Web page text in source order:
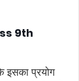
9th
इसका प्रयोग